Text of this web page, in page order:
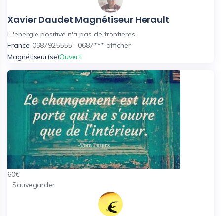
Xavier Daudet Magnétiseur Herault
L 'energie positive n'a pas de frontieres
France 0687925555 0687*** afficher
Magnétiseur(se)Ouvert
60€
Sauvegarder